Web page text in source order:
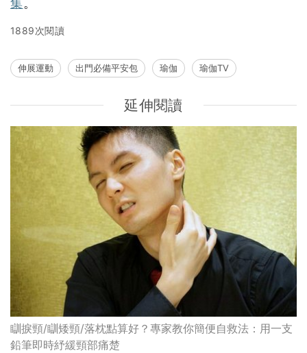
1889次閱讀
伸展運動 出門必備平安包 瑜伽 瑜伽TV
延伸閱讀
瞓捩頸/瞓矮頸/落枕點算好？專家教你簡便自救法：用一支
鉛筆即時紓緩頸部痛楚